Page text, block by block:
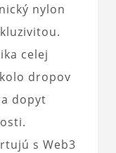
nylon
celej
dropov
dopyt
s Web3